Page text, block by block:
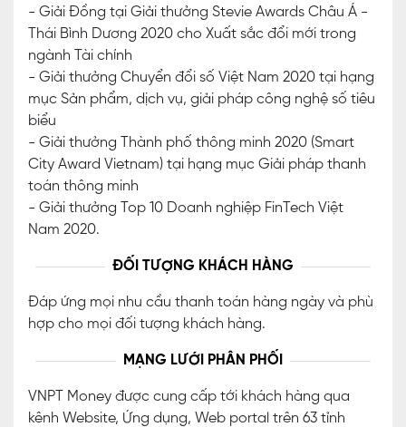
- Giải Đồng tại Giải thưởng Stevie Awards Châu Á -
Thái Bình Dương 2020 cho Xuất sắc đổi mới trong
ngành Tài chính
- Giải thưởng Chuyển đổi số Việt Nam 2020 tại hạng
mục Sản phẩm, dịch vụ, giải pháp công nghệ số tiêu
biểu
- Giải thưởng Thành phố thông minh 2020 (Smart
City Award Vietnam) tại hạng mục Giải pháp thanh
toán thông minh
- Giải thưởng Top 10 Doanh nghiệp FinTech Việt
Nam 2020.
ĐỐI TƯỢNG KHÁCH HÀNG
Đáp ứng mọi nhu cầu thanh toán hàng ngày và phù
hợp cho mọi đối tượng khách hàng.
MẠNG LƯỚI PHÂN PHỐI
VNPT Money được cung cấp tới khách hàng qua
kênh Website, Ứng dụng, Web portal trên 63 tỉnh